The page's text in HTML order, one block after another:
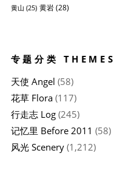
黄山 (25) 黄岩(28)
专题分类 THEMES
天使 Angel (58)
花草 Flora(117)
行走志 Log(245)
记忆里 Before 2011 (58)
风光 Scenery(1,212)